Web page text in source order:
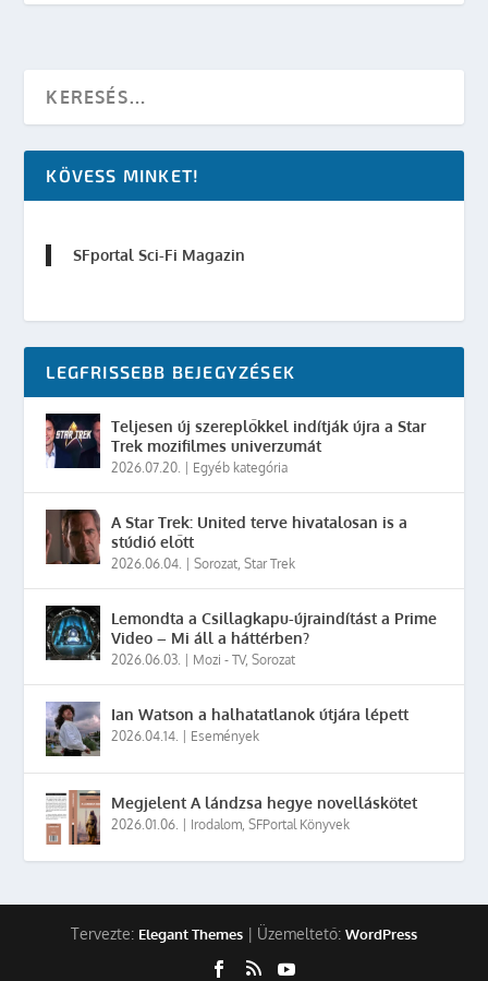
KÖVESS MINKET!
SFportal Sci-Fi Magazin
LEGFRISSEBB BEJEGYZÉSEK
Teljesen új szereplőkkel indítják újra a Star
Trek mozifilmes univerzumát
2026.07.20. Egyéb kategória
A Star Trek: United terve hivatalosan is a
stúdió előtt
2026.06.04. |Sorozat,Star Trek
Lemondta a Csillagkapu-újraindítást a Prime
Video – Mi áll a háttérben?
2026.06.03. Mozi - TV,Sorozat
Ian Watson a halhatatlanok útjára lépett
2026.04.14. Események
Megjelent A lándzsa hegye novelláskötet
2026.01.06. Irodalom,SFPortal Könyvek
Tervezte: Elegant Themes | Üzemeltető: WordPress